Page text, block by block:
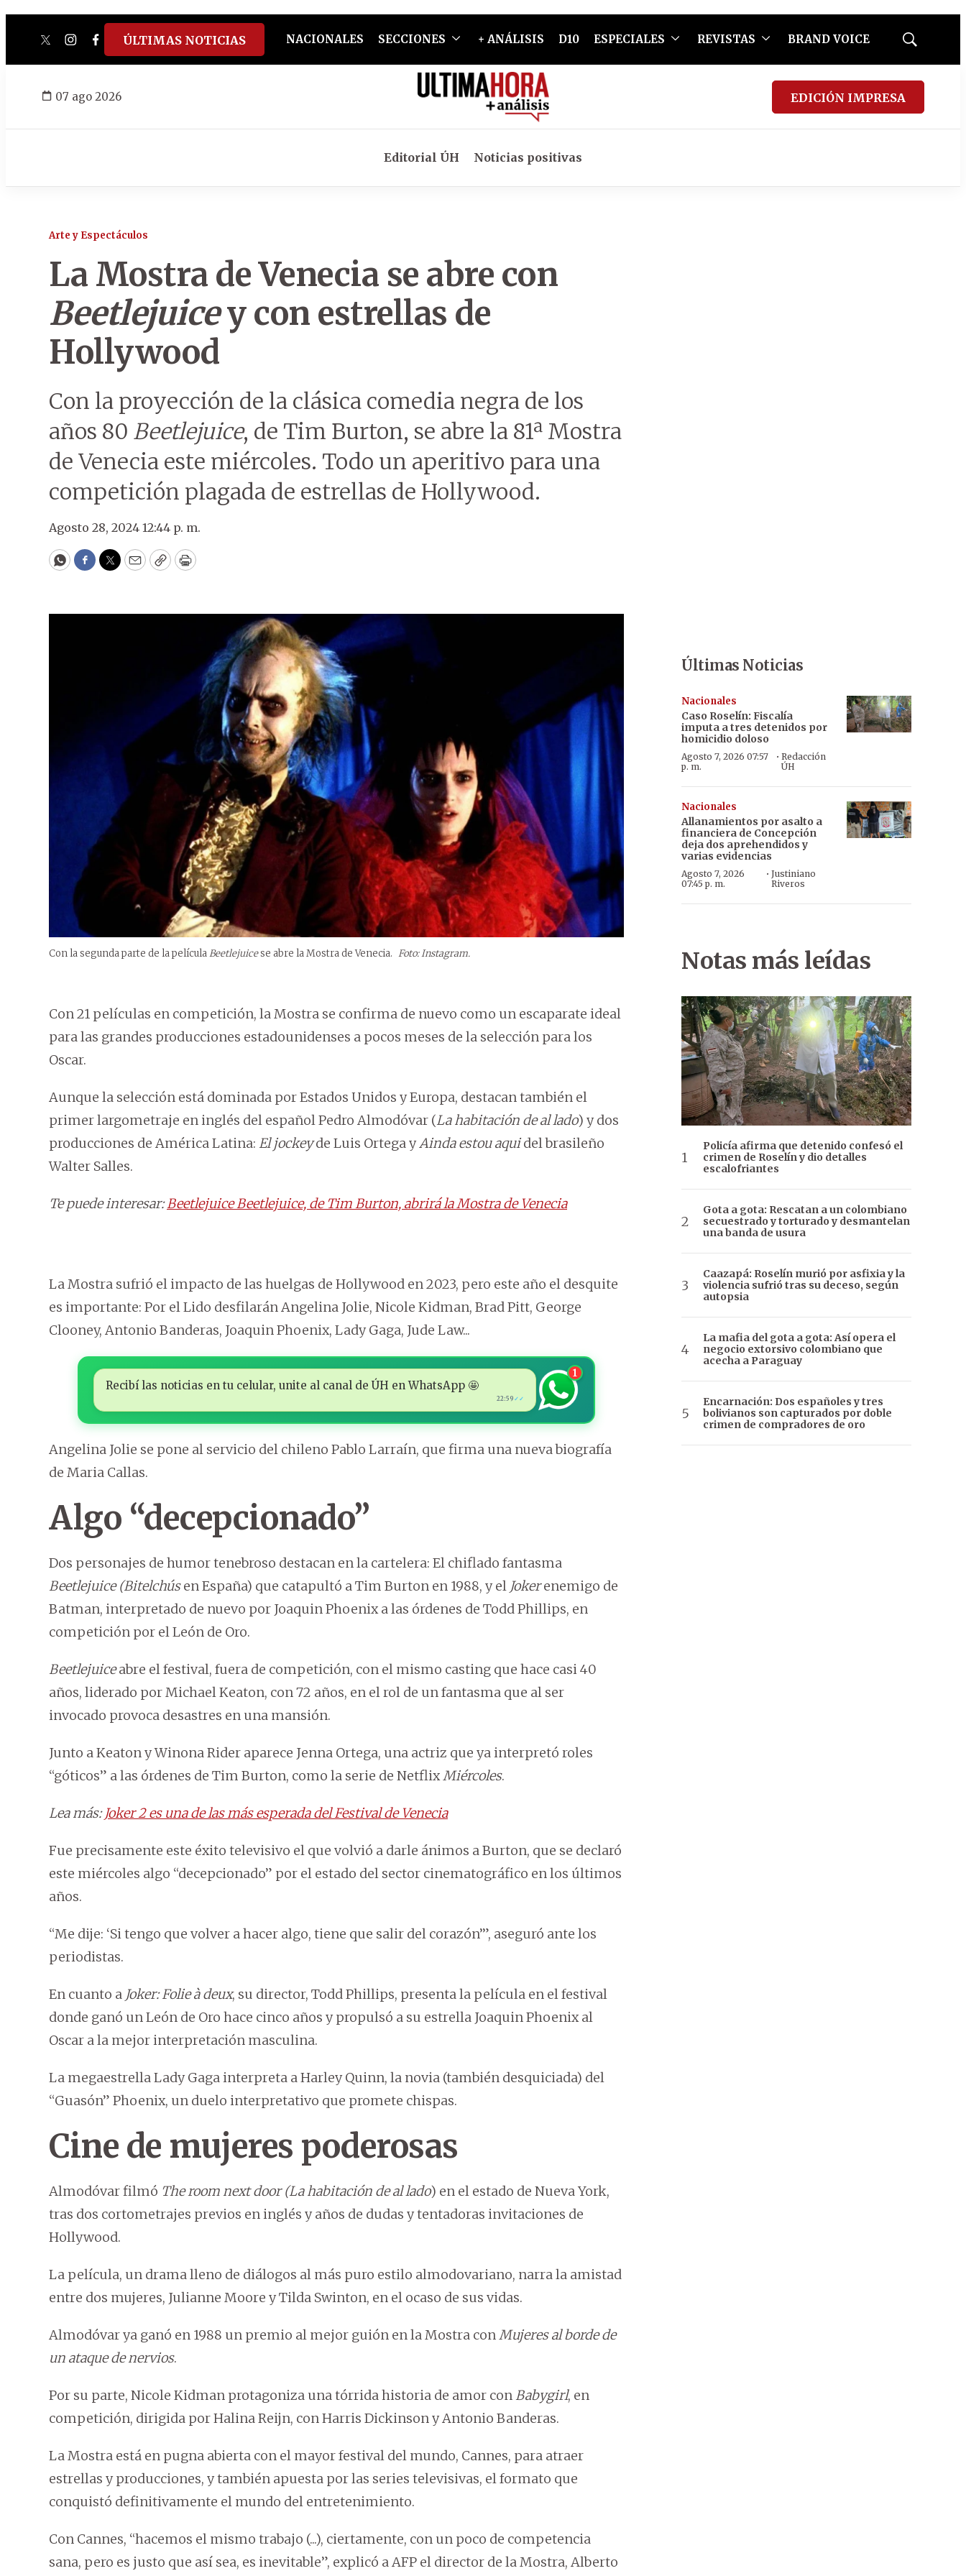
twitterinstagram
facebook
tiktokyoutube
spotify
ÚLTIMAS NOTICIAS NACIONALES SECCIONES + ANÁLISIS D10 ESPECIALES REVISTAS BRAND VOICE
Mostrar
07 ago 2026 EDICIÓN IMPRESA
Editorial ÚH Noticias positivas
Arte y Espectáculos
La Mostra de Venecia se abre con
Beetlejuicey con estrellas de
Hollywood
Con la proyección de la clásica comedia negra de los
años 80 Beetlejuice, de Tim Burton, se abre la 81ª Mostra
de Venecia este miércoles. Todo un aperitivo para una
competición plagada de estrellas de Hollywood.
Agosto 28, 2024 12:44 p. m.
WhatsApp
Facebook
Twitter
EmailCopyPrint
Con la segunda parte de la películaBeetlejuicese abre la Mostra de Venecia. Foto: Instagram.
Con 21 películas en competición, la Mostra se confirma de nuevo como un escaparate ideal
para las grandes producciones estadounidenses a pocos meses de la selección para los
Oscar.
Aunque la selección está dominada por Estados Unidos y Europa, destacan también el
primer largometraje en inglés del español Pedro Almodóvar (La habitación de al lado) y dos
producciones de América Latina: El jockeyde Luis Ortega yAinda estou aquidel brasileño
Walter Salles.
Te puede interesar:Beetlejuice Beetlejuice, de Tim Burton, abrirá la Mostra de Venecia
La Mostra sufrió el impacto de las huelgas de Hollywood en 2023, pero este año el desquite
es importante: Por el Lido desfilarán Angelina Jolie, Nicole Kidman, Brad Pitt, George
Clooney, Antonio Banderas, Joaquin Phoenix, Lady Gaga, Jude Law...
Recibí las noticias en tu celular, unite al canal de ÚH en WhatsApp 🤩
22:59 ✓✓
1
Angelina Jolie se pone al servicio del chileno Pablo Larraín, que firma una nueva biografía
de Maria Callas.
Algo “decepcionado”
Dos personajes de humor tenebroso destacan en la cartelera: El chiflado fantasma
Beetlejuice (Bitelchúsen España) que catapultó a Tim Burton en 1988, y el Jokerenemigo de
Batman, interpretado de nuevo por Joaquin Phoenix a las órdenes de Todd Phillips, en
competición por el León de Oro.
Beetlejuiceabre el festival, fuera de competición, con el mismo casting que hace casi 40
años, liderado por Michael Keaton, con 72 años, en el rol de un fantasma que al ser
invocado provoca desastres en una mansión.
Junto a Keaton y Winona Rider aparece Jenna Ortega, una actriz que ya interpretó roles
“góticos” a las órdenes de Tim Burton, como la serie de NetflixMiércoles.
Lea más:Joker 2 es una de las más esperada del Festival de Venecia
Fue precisamente este éxito televisivo el que volvió a darle ánimos a Burton, que se declaró
este miércoles algo “decepcionado” por el estado del sector cinematográfico en los últimos
años.
“Me dije: ‘Si tengo que volver a hacer algo, tiene que salir del corazón’”, aseguró ante los
periodistas.
En cuanto a Joker: Folie à deux, su director, Todd Phillips, presenta la película en el festival
donde ganó un León de Oro hace cinco años y propulsó a su estrella Joaquin Phoenix al
Oscar a la mejor interpretación masculina.
La megaestrella Lady Gaga interpreta a Harley Quinn, la novia (también desquiciada) del
“Guasón” Phoenix, un duelo interpretativo que promete chispas.
Cine de mujeres poderosas
Almodóvar filmó The room next door (La habitación de al lado) en el estado de Nueva York,
tras dos cortometrajes previos en inglés y años de dudas y tentadoras invitaciones de
Hollywood.
La película, un drama lleno de diálogos al más puro estilo almodovariano, narra la amistad
entre dos mujeres, Julianne Moore y Tilda Swinton, en el ocaso de sus vidas.
Almodóvar ya ganó en 1988 un premio al mejor guión en la Mostra conMujeres al borde de
un ataque de nervios.
Por su parte, Nicole Kidman protagoniza una tórrida historia de amor conBabygirl, en
competición, dirigida por Halina Reijn, con Harris Dickinson y Antonio Banderas.
La Mostra está en pugna abierta con el mayor festival del mundo, Cannes, para atraer
estrellas y producciones, y también apuesta por las series televisivas, el formato que
conquistó definitivamente el mundo del entretenimiento.
Con Cannes, “hacemos el mismo trabajo (...), ciertamente, con un poco de competencia
sana, pero es justo que así sea, es inevitable”, explicó a AFP el director de la Mostra, Alberto
Últimas Noticias
Nacionales
Caso Roselín: Fiscalía
imputa a tres detenidos por
homicidio doloso
Agosto 7, 2026 07:57
p. m.
· Redacción
ÚH
Nacionales
Allanamientos por asalto a
financiera de Concepción
deja dos aprehendidos y
varias evidencias
Agosto 7, 2026
07:45 p. m.
·Justiniano
Riveros
Notas más leídas
Policía afirma que detenido confesó el
crimen de Roselín y dio detalles
escalofriantes
Gota a gota: Rescatan a un colombiano
secuestrado y torturado y desmantelan
una banda de usura
Caazapá: Roselín murió por asfixia y la
violencia sufrió tras su deceso, según
autopsia
La mafia del gota a gota: Así opera el
negocio extorsivo colombiano que
acecha a Paraguay
Encarnación: Dos españoles y tres
bolivianos son capturados por doble
crimen de compradores de oro